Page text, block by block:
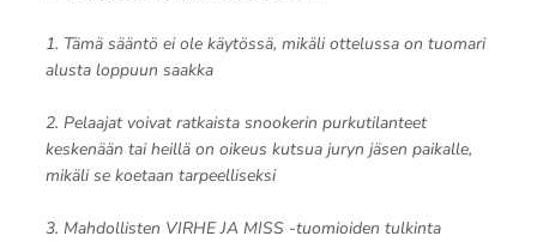
1. Tämä sääntö ei ole käytössä, mikäli ottelussa on tuomari
alusta loppuun saakka
2. Pelaajat voivat ratkaista snookerin purkutilanteet
keskenään tai heillä on oikeus kutsua juryn jäsen paikalle,
mikäli se koetaan tarpeelliseksi
3. Mahdollisten VIRHE JA MISS -tuomioiden tulkinta